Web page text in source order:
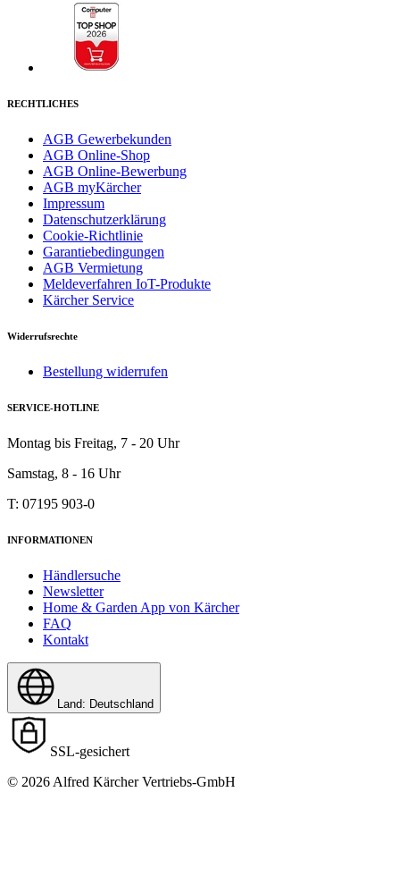
RECHTLICHES
AGB Gewerbekunden
AGB Online-Shop
AGB Online-Bewerbung
AGB myKärcher
Impressum
Datenschutzerklärung
Cookie-Richtlinie
Garantiebedingungen
AGB Vermietung
Meldeverfahren IoT-Produkte
Kärcher Service
Widerrufsrechte
Bestellung widerrufen
SERVICE-HOTLINE
Montag bis Freitag, 7 - 20 Uhr
Samstag, 8 - 16 Uhr
T: 07195 903-0
INFORMATIONEN
Händlersuche
Newsletter
Home & Garden App von Kärcher
FAQ
Kontakt
Land: Deutschland
SSL-gesichert
© 2026 Alfred Kärcher Vertriebs-GmbH